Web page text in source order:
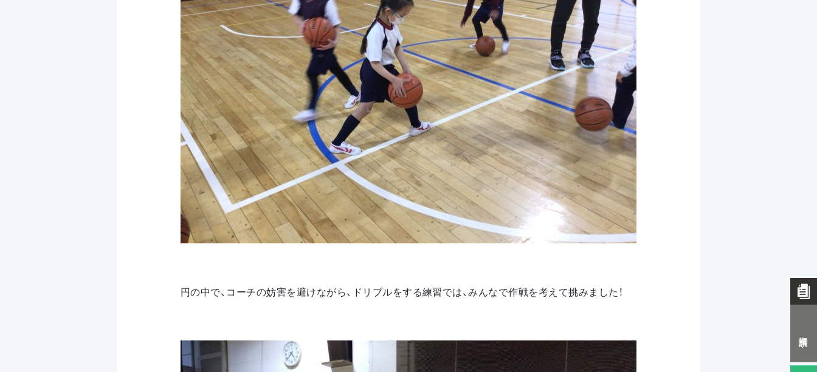
円の中で、コーチの妨害を避けながら、ドリブルをする練習では、みんなで作戦を考えて挑みました！